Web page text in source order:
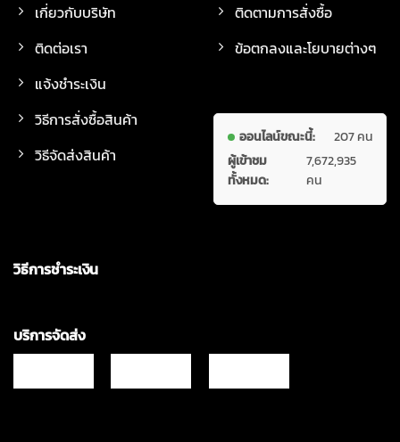
เกี่ยวกับบริษัท
ติดต่อเรา
แจ้งชำระเงิน
วิธีการสั่งซื้อสินค้า
วิธีจัดส่งสินค้า
ติดตามการสั่งซื้อ
ข้อตกลงและโยบายต่างๆ
ออนไลน์ขณะนี้:
207 คน
ผู้เข้าชม
ทั้งหมด:
7,672,935
คน
วิธีการชำระเงิน
บริการจัดส่ง